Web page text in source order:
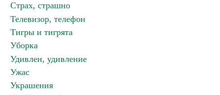
Страх, страшно
Телевизор, телефон
Тигры и тигрята
Уборка
Удивлен, удивление
Ужас
Украшения